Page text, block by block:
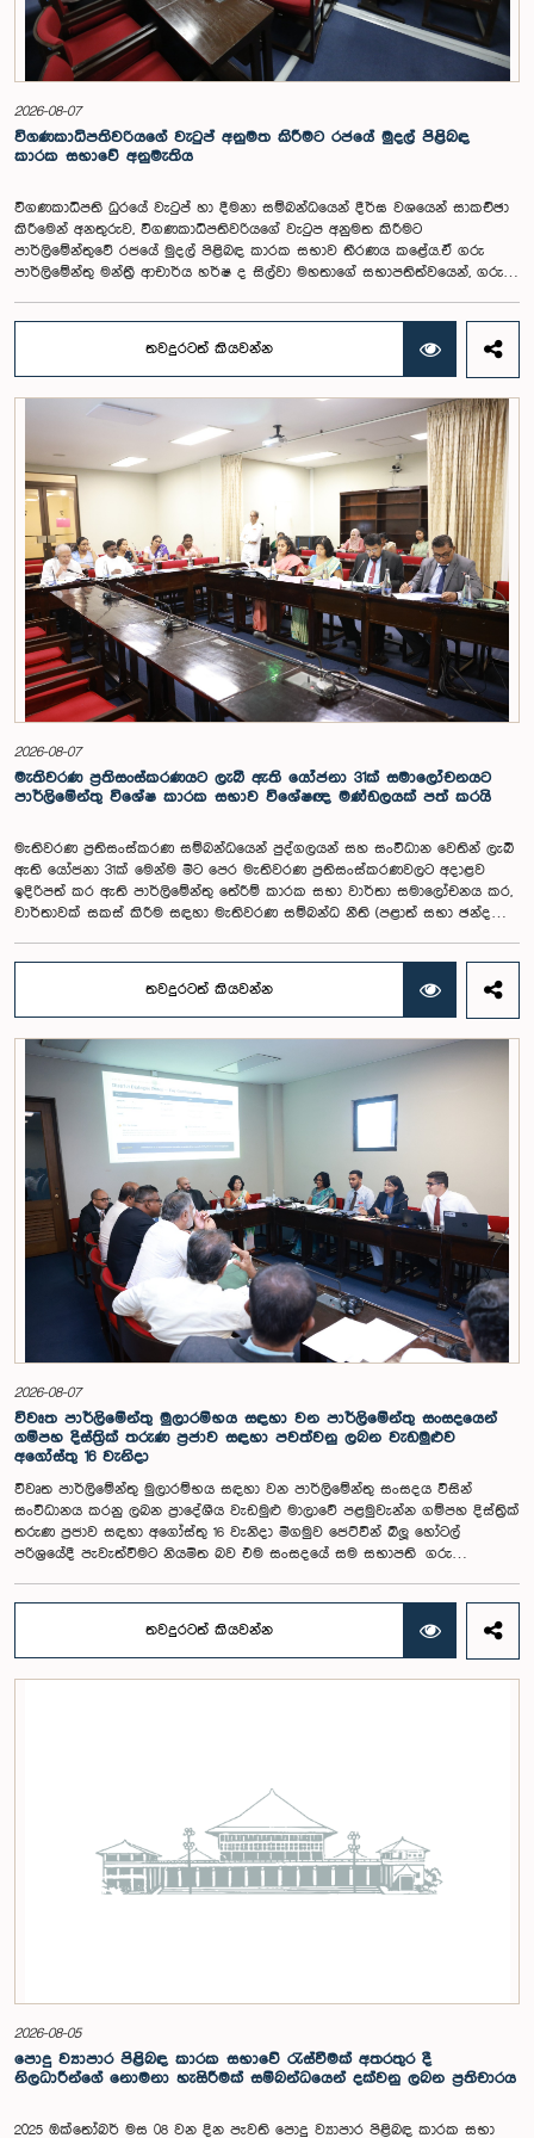
2026-08-07
විගණකාධිපතිවරියගේ වැටුප් අනුමත කිරීමට රජයේ මුදල් පිළිබඳ
කාරක සභාවේ අනුමැතිය
විගණකාධිපති ධුරයේ වැටුප් හා දීමනා සම්බන්ධයෙන් දීර්ඝ වශයෙන් සාකච්ඡා
කිරීමෙන් අනතුරුව, විගණකාධිපතිවරියගේ වැටුප අනුමත කිරීමට
පාර්ලිමේන්තුවේ රජයේ මුදල් පිළිබඳ කාරක සභාව තීරණය කළේය.ඒ ගරු
පාර්ලිමේන්තු මන්ත්‍රී ආචාර්ය හර්ෂ ද සිල්වා මහතාගේ සභාපතිත්වයෙන්, ගරු
බස්නායක, එම්.කේ.එම්. අස්ලම්, තිලිණ සමරකෝන් සහ චම්පික හෙට්ටිආරච්චි
යන මහත්ම මහත්මීන්ගේ සහභාගීත්වයෙන් මෙම කාරක සභාව
පාර්ලිමේන්තුවේදී පසුගියදා (04) රැස්වූ අවස්ථාවේදීය. ශ්‍රී ලංකා ප්‍රජාතාන්ත්‍රික
සමාජවාදී ජනරජයේ ආණ්ඩුක්‍රම ව්‍යවස්ථාවේ 153(2) ව්‍යවස්ථාව ප්‍රකාරව
විගණකාධිපති ධුරයේ වැටුප් සම්බන්ධයෙන් අදාළ යෝජනාව කාරක සභාවේ
අවධානයට යොමු කර තිබිණි.එහිදී විගණකාධිපතිවරියගේ වගකීම්, රාජ්‍ය මූල්‍ය
අධීක්ෂණය හා විගණන ක්ෂේත්‍රයේ ස්වාධීනත්වය ඇතුළු කරුණු සැලකිල්ලට
ගනිමින් වැටුප් මට්ටම පිළිබඳව කාරක සභා සභාපතිවරයා ඇතුළු මන්ත්‍රීවරුන්
විසින් අදහස් හා යෝජනා ඉදිරිපත් කරන ලදී. ආණ්ඩුක්‍රම ව්‍යස්ථාවේ 170 වෙනි
ව්‍යවස්ථාව ප්‍රකාරව විගණකාධිපති රාජ්‍ය සේවකයකු නොවන බවත් පවත්නා
රාජ්‍ය වැටුප් පරිමාණයෙන් බැහැරව විගණකාධිපතිවරයාගේ වැටුප සඳහා
විශේෂ සැලකිල්ලක් යොමු කළ හැකි බවත් මෙහිදි වැඩිදුරටත් අදහස් දක්වමින්
කාරක සභාව පවසා සිටියේය. යොජිත වැටුප, මීට පෙර සිටි
විගණකාධිපතිවරුන්ගේ වැටුප් ද සලකා බලමින් මෙම තිරණයට එළඹුණ බව
නිලධාරීන් විසින් පවසන ලදී. මිට පෙර, එය ජාතික වැටුප් හා සේවක සංඛ්‍යා
කොමිෂන් සභාවෙන් තිරණය කළ ද වර්තමානයේ එවැනි කොමිසමක් නොමැති
බවත් නිලධාරීහු සදහන් කළහ.විගණකාධිපතිවරිය සඳහා යෝජිත වැටුප්
මට්ටම අනුමත කළ ද, එම තනතුරට පැවරී ඇති වගකීම් සහ කාර්යභාරය
සැලකිල්ලට ගනිමින් වැටුප තවදුරටත් ඉහළ මට්ටමක පැවතිය යුතු බවට කාරක
සභා සභාපතිවරයා ඇතුළු මන්ත්‍රීවරුන්ගේ අදහස විය. ඒ අනුව, අදාළ වැටුප්
මට්ටම සම්බන්ධයෙන් ඉදිරියේදී තවදුරටත් අවධානය යොමු කර අවශ්‍ය තීරණ
ගැනීමේ අවශ්‍යතාව ද කාරක සභාවේදී පෙන්වා දුන් අතර ස්ථිර සහ ස්වධින
වැටුප් හා සේවක සංඛ්‍යා කොමිෂන් සභාවක් ස්ථාපිත කරන ලෙස කාරක
තවදුරටත් කියවන්න
2026-08-07
මැතිවරණ ප්‍රතිසංස්කරණයට ලැබී ඇති යෝජනා 31ක් සමාලෝචනයට
පාර්ලිමේන්තු විශේෂ කාරක සභාව විශේෂඥ මණ්ඩලයක් පත් කරයි
මැතිවරණ ප්‍රතිසංස්කරණ සම්බන්ධයෙන් පුද්ගලයන් සහ සංවිධාන වෙතින් ලැබී
ඇති යෝජනා 31ක් මෙන්ම මීට පෙර මැතිවරණ ප්‍රතිසංස්කරණවලට අදාළව
ඉදිරිපත් කර ඇති පාර්ලිමේන්තු තේරීම් කාරක සභා වාර්තා සමාලෝචනය කර,
වාර්තාවක් සකස් කිරීම සඳහා මැතිවරණ සම්බන්ධ නීති (පළාත් සභා ඡන්ද
කාරක සභාව රාජ්‍ය පරිපාලන, පළාත් සභා සහ පළාත් පාලන ගරු අමාත්‍ය
මහාචාර්ය ඒ.එච්.එම්.එච්. අබයරත්න මහතාගේ සභාපතිත්වයෙන්
පාර්ලිමේන්තුවේදී පසුගියදා රැස් වූ අවස්ථාවේදීය.එහිදී 2004, 2007 සහ 2022
වසරවල පාර්ලිමේන්තු තේරීම් කාරක සභා වාර්තා මෙන්ම පුද්ගලයන් හා
සංවිධාන විසින් ඉදිරිපත් කර ඇති යෝජනා 31ක් පදනම් කර ගනිමින් මැතිවරණ
ප්‍රතිසංස්කරණ සම්බන්ධයෙන් දීර්ඝ ලෙස සාකච්ඡා කෙරිණි.සාකච්ඡාවේදී පළාත්
පාලන මැතිවරණ ක්‍රමය සඳහා මිශ්‍ර මැතිවරණ ක්‍රමයක් හඳුන්වා දීම, සුළු පක්ෂ
හා සුළුතර කණ්ඩායම්වල නියෝජනය තහවුරු කිරීම, කාන්තා නියෝජනය
වැඩිදියුණු කිරීම, විද්‍යුත් ඡන්ද ක්‍රමවේදයක් හඳුන්වා දීම සහ කල්තියා ඡන්දය
ප්‍රකාශ කිරීමේ පහසුකම් සැලසීම ඇතුළු යෝජනා පිළිබඳව අවධානය යොමු
විය. එමෙන්ම විදේශගත ශ්‍රී ලාංකිකයන්ට ඡන්ද අයිතිය ලබාදීම සම්බන්ධයෙන්
වන යෝජනා පිළිබඳව ද සලකා බැලුණු අතර, ඒ සඳහා අවශ්‍ය නීතිමය හා
පරිපාලනමය ප්‍රතිපාදන පිළිබඳ වැඩිදුර අධ්‍යයනය කිරීමේ අවශ්‍යතාව
අවධාරණය කෙරිණි.කාරක සභාව විසින් පත් කළ විශේෂඥ මණ්ඩලය මඟින්
ලැබී ඇති යෝජනා 31 සහ පූර්ව පාර්ලිමේන්තු තේරීම් කාරක සභා වාර්තා
විශ්ලේෂණය කර ප්‍රායෝගික නිර්දේශ සහිත වාර්තාවක් සකස් කිරීමට නියමිත
අතර, එම නිර්දේශ සමාලෝචනය කිරීම සඳහා ඉදිරි කටයුතු සිදු කිරීමට කාරක
සභාව තීරණය කළේය.මෙම රැස්වීමට කාරක සභා සාමාජික ගරු අමාත්‍ය
ආචාර්ය උපාලි පන්නිලගේ මහතා සහ ගරු පාර්ලිමේන්තු මන්ත්‍රීවරුන් වන රවී
කරුණානායක, රුවන්තිලක ජයකොඩි සහ කදිරවේලු ෂන්මුගම් කුගදාසන් යන
මහත්වරු සහභාගී වූහ.
තවදුරටත් කියවන්න
2026-08-07
විවෘත පාර්ලිමේන්තු මුලාරම්භය සඳහා වන පාර්ලිමේන්තු සංසදයෙන්
ගම්පහ දිස්ත්‍රික් තරුණ ප්‍රජාව සඳහා පවත්වනු ලබන වැඩමුළුව
අගෝස්තු 16 වැනිදා
විවෘත පාර්ලිමේන්තු මුලාරම්භය සඳහා වන පාර්ලිමේන්තු සංසදය විසින්
සංවිධානය කරනු ලබන ප්‍රාදේශීය වැඩමුළු මාලාවේ පළමුවැන්න ගම්පහ දිස්ත්‍රික්
තරුණ ප්‍රජාව සඳහා අගෝස්තු 16 වැනිදා මීගමුව ජෙට්වින් බ්ලූ හෝටල්
පරිශ්‍රයේදී පැවැත්වීමට නියමිත බව එම සංසදයේ සම සභාපති ගරු
සහභාගීත්වයෙන් විවෘත පාර්ලිමේන්තු සංකල්පය තවදුරටත් ප්‍රවර්ධනය කිරීමේ
අරමුණින් මෙම වැඩමුළු මාලාව සංවිධානය කෙරෙන අතර සංසදයේ සාමාජික
මන්ත්‍රීවරු මෙන්ම ගම්පහ දිස්ත්‍රික් පාර්ලිමේන්තු මන්ත්‍රීවරුන් ද මෙම අවස්ථාවට
සංසදයේ සාමාජික මන්ත්‍රීවරු සහ වැඩමුළු මාලාව සඳහා අනුග්‍රාහකත්වය
සපයන සංවර්ධන සහකරු වන CII (Coalition for Inclusive Impact)
ආයතනයේ නියෝජිතයෝ එක්ව සිටියහ.මෙම වැඩමුළුව සඳහා සහභාගීවීමට
අපේක්ෂා කරන ගම්පහ දිස්ත්‍රික්කයේ වයස අවු 18 – 35 අතර තරුණ තරුණියන්
https://forms.gle/aVp5UzhLbtPSmVap8 සබැඳිය ඔස්සේ අදාළ පෝරමය
සම්පූර්ණ කොට ලියාපදිංචි විය විය යුතුය.
තවදුරටත් කියවන්න
2026-08-05
පොදු ව්‍යාපාර පිළිබඳ කාරක සභාවේ රැස්වීමක් අතරතුර දී
නිලධාරීන්ගේ නොමනා හැසිරීමක් සම්බන්ධයෙන් දක්වනු ලබන ප්‍රතිචාරය
2025 ඔක්තෝබර් මස 08 වන දින පැවති පොදු ව්‍යාපාර පිළිබඳ කාරක සභා